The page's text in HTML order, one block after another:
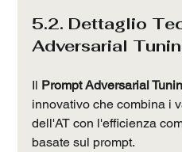
5.2. Dettaglio
Adversarial
Il Prompt Adversarial
innovativo che combina i
dell'AT con l'efficienza
basate sul prompt.